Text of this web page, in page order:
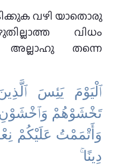
വഴി യാതൊരു
വിധം
അല്ലാഹു തന്നെ
ٱلْيَوْمَ يَئِسَ
تَخْشَوْهُمْ وَٱخْشَوْنِ
وَأَتْمَمْتُ عَلَيْكُمْ
دِينًا ۚ